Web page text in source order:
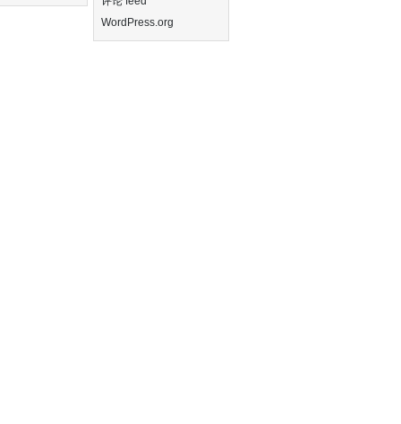
WordPress.org